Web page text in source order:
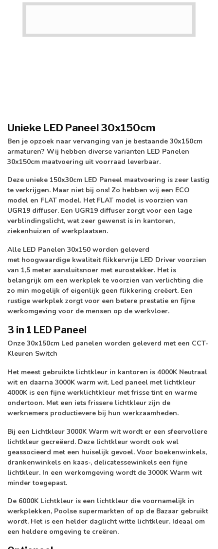
Unieke LED Paneel 30x150cm
Ben je opzoek naar vervanging van je bestaande 30x150cm
armaturen? Wij hebben diverse varianten LED Panelen
30x150cm maatvoering uit voorraad leverbaar.
Deze unieke 150x30cm LED Paneel maatvoering is zeer lastig
te verkrijgen. Maar niet bij ons! Zo hebben wij een ECO
model en FLAT model. Het FLAT model is voorzien van
UGR19 diffuser. Een UGR19 diffuser zorgt voor een lage
verblindingslicht, wat zeer gewenst is in kantoren,
ziekenhuizen of werkplaatsen.
Alle LED Panelen 30x150 worden geleverd
met hoogwaardige kwaliteit flikkervrije LED Driver voorzien
van 1,5 meter aansluitsnoer met eurostekker. Het is
belangrijk om een werkplek te voorzien van verlichting die
zo min mogelijk of eigenlijk geen flikkering creëert. Een
rustige werkplek zorgt voor een betere prestatie en fijne
werkomgeving voor de mensen op de werkvloer.
3 in 1 LED Paneel
Onze 30x150cm Led panelen worden geleverd met een CCT-
Kleuren Switch
Het meest gebruikte lichtkleur in kantoren is 4000K Neutraal
wit en daarna 3000K warm wit. Led paneel met lichtkleur
4000K is een fijne werklichtkleur met frisse tint en warme
ondertoon. Met een iets frissere lichtkleur zijn de
werknemers productievere bij hun werkzaamheden.
Bij een Lichtkleur 3000K Warm wit wordt er een sfeervollere
lichtkleur gecreëerd. Deze lichtkleur wordt ook wel
geassocieerd met een huiselijk gevoel. Voor boekenwinkels,
drankenwinkels en kaas-, delicatessewinkels een fijne
lichtkleur. In een werkomgeving wordt de 3000K Warm wit
minder toegepast.
De 6000K Lichtkleur is een lichtkleur die voornamelijk in
werkplekken, Poolse supermarkten of op de Bazaar gebruikt
wordt. Het is een helder daglicht witte lichtkleur. Ideaal om
een heldere omgeving te creëren.